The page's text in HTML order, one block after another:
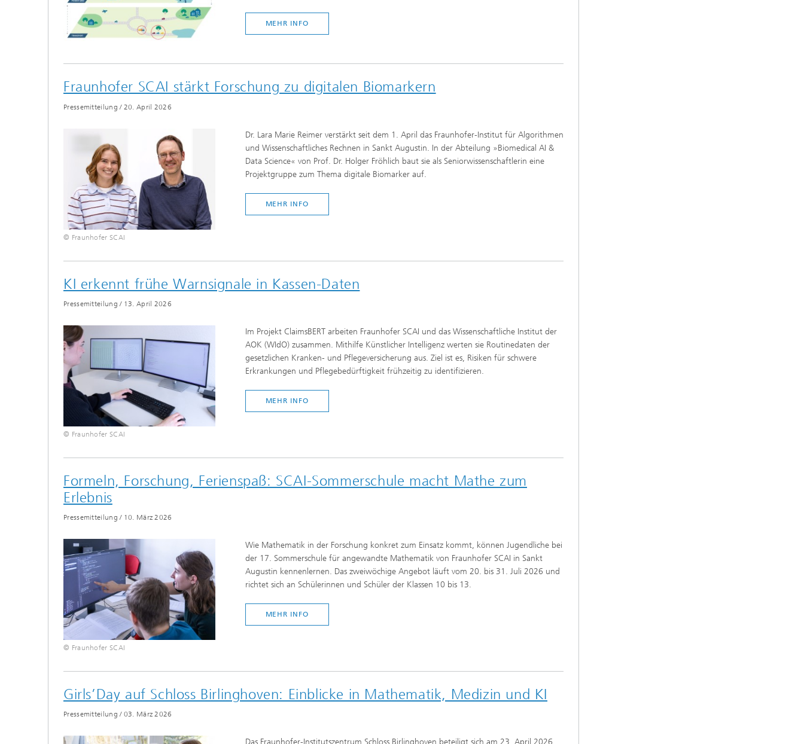
MEHR INFO
Fraunhofer SCAI stärkt Forschung zu digitalen Biomarkern
Pressemitteilung / 20. April 2026
© Fraunhofer SCAI
Dr. Lara Marie Reimer verstärkt seit dem 1. April das Fraunhofer-Institut für Algorithmen
und Wissenschaftliches Rechnen in Sankt Augustin. In der Abteilung »Biomedical AI &
Data Science« von Prof. Dr. Holger Fröhlich baut sie als Seniorwissenschaftlerin eine
Projektgruppe zum Thema digitale Biomarker auf.
MEHR INFO
KI erkennt frühe Warnsignale in Kassen-Daten
Pressemitteilung / 13. April 2026
© Fraunhofer SCAI
Im Projekt ClaimsBERT arbeiten Fraunhofer SCAI und das Wissenschaftliche Institut der
AOK (WIdO) zusammen. Mithilfe Künstlicher Intelligenz werten sie Routinedaten der
gesetzlichen Kranken- und Pflegeversicherung aus. Ziel ist es, Risiken für schwere
Erkrankungen und Pflegebedürftigkeit frühzeitig zu identifizieren.
MEHR INFO
Formeln, Forschung, Ferienspaß: SCAI-Sommerschule macht Mathe zum
Erlebnis
Pressemitteilung / 10. März 2026
© Fraunhofer SCAI
Wie Mathematik in der Forschung konkret zum Einsatz kommt, können Jugendliche bei
der 17. Sommerschule für angewandte Mathematik von Fraunhofer SCAI in Sankt
Augustin kennenlernen. Das zweiwöchige Angebot läuft vom 20. bis 31. Juli 2026 und
richtet sich an Schülerinnen und Schüler der Klassen 10 bis 13.
MEHR INFO
Girls’Day auf Schloss Birlinghoven: Einblicke in Mathematik, Medizin und KI
Pressemitteilung / 03. März 2026